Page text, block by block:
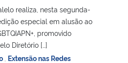
realiza, nesta segunda-
especial em alusão ao
promovido
Diretório […]
Extensão nas Redes